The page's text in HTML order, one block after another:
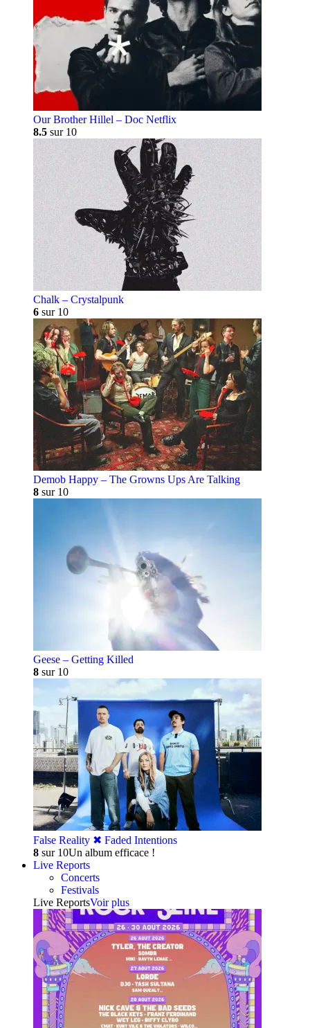
Our Brother Hillel – Doc Netflix
8.5 sur 10
Chalk – Crystalpunk
6 sur 10
Demob Happy – The Growns Ups Are Talking
8 sur 10
Geese – Getting Killed
8 sur 10
False Reality ✖︎ Faded Intentions
8 sur 10Un album efficace !
Live Reports
Concerts
Festivals
Live ReportsVoir plus